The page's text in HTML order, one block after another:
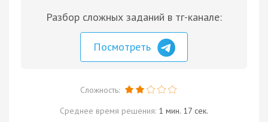
Разбор сложных заданий в тг-канале:
Посмотреть
Сложность:
Среднее время решения: 1 мин. 17 сек.